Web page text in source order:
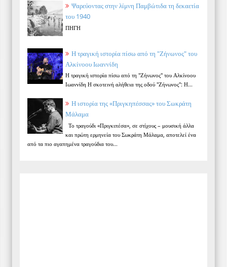
Ψαρεύοντας στην λίμνη Παμβώτιδα τη δεκαετία
του 1940
ΠΗΓΗ
Η τραγική ιστορία πίσω από τη "Ζήνωνος" του
Αλκίνοου Ιωαννίδη
Η τραγική ιστορία πίσω από τη "Ζήνωνος" του Αλκίνοου
Ιωαννίδη Η σκοτεινή αλήθεια της οδού "Ζήνωνος": Η...
Η ιστορία της «Πριγκηπέσσας» του Σωκράτη
Μάλαμα
Το τραγούδι «Πριγκιπέσα», σε στίχους – μουσική άλλα
και πρώτη ερμηνεία του Σωκράτη Μάλαμα, αποτελεί ένα
από τα πιο αγαπημένα τραγούδια του...